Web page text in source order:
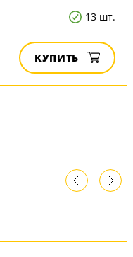
13 шт.
КУПИТЬ